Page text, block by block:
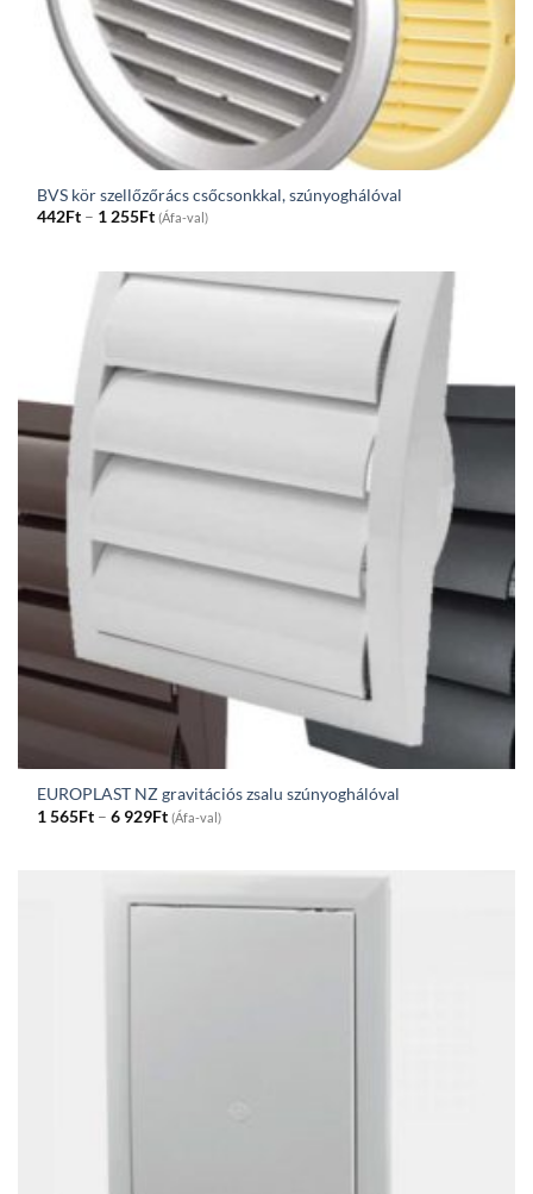
BVS kör szellőzőrács csőcsonkkal, szúnyoghálóval
442Ft – 1 255FtPrice
range:
1
255Ft
(Áfa-val)
EUROPLAST NZ gravitációs zsalu szúnyoghálóval
1 565Ft – 6 929FtPrice
range:
929Ft
(Áfa-val)